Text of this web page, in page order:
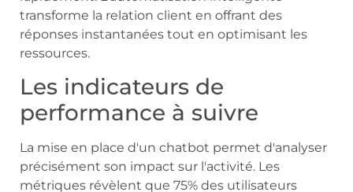
transforme la relation client en offrant des
réponses instantanées tout en optimisant les
ressources.
Les indicateurs de
performance à suivre
La mise en place d'un chatbot permet d'analyser
précisément son impact sur l'activité. Les
métriques révèlent que 75% des utilisateurs